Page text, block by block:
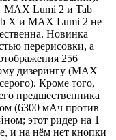
MAX Lumi 2 и Tab
X и MAX Lumi 2 не
Новинка
перерисовки, а
256
дизерингу (MAX
Кроме того,
предшественника
(6300 мАч против
этот ридер на 1
и на нём нет кнопки